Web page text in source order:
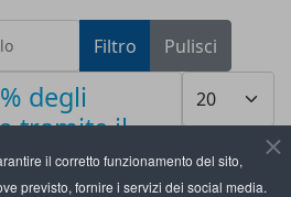
il corretto funzionamento del sito,
previsto, fornire i servizi dei social media.
Filtro
Pulisci
Visualizza #
degli
tramite il